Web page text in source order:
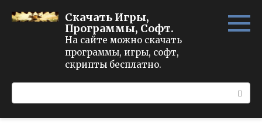
Скачать Игры,
Программы, Софт.
На сайте можно скачать
программы, игры, софт,
скрипты бесплатно.